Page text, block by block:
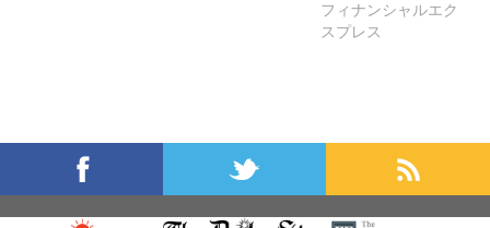
フィナンシャルエク
スプレス